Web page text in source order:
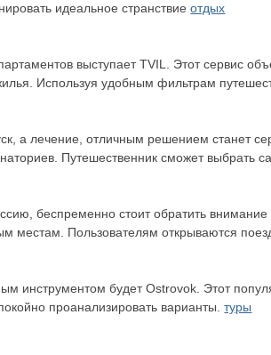
идеальное странствиеотдых
выступает TVIL. Этот сервис
Используя удобным фильтрам
а лечение, отличным решением станет
Путешественник сможет выбрать
беспременно стоит обратить
Пользователям открываются
инструментом будет Ostrovok. Этот
проанализировать варианты.туры